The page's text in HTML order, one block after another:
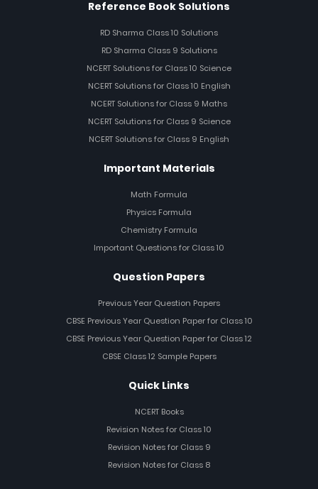
Reference Book Solutions
RD Sharma Class 10 Solutions
RD Sharma Class 9 Solutions
NCERT Solutions for Class 10 Science
NCERT Solutions for Class 10 English
NCERT Solutions for Class 9 Maths
NCERT Solutions for Class 9 Science
NCERT Solutions for Class 9 English
Important Materials
Math Formula
Physics Formula
Chemistry Formula
Important Questions for Class 10
Question Papers
Previous Year Question Papers
CBSE Previous Year Question Paper for Class 10
CBSE Previous Year Question Paper for Class 12
CBSE Class 12 Sample Papers
Quick Links
NCERT Books
Revision Notes for Class 10
Revision Notes for Class 9
Revision Notes for Class 8